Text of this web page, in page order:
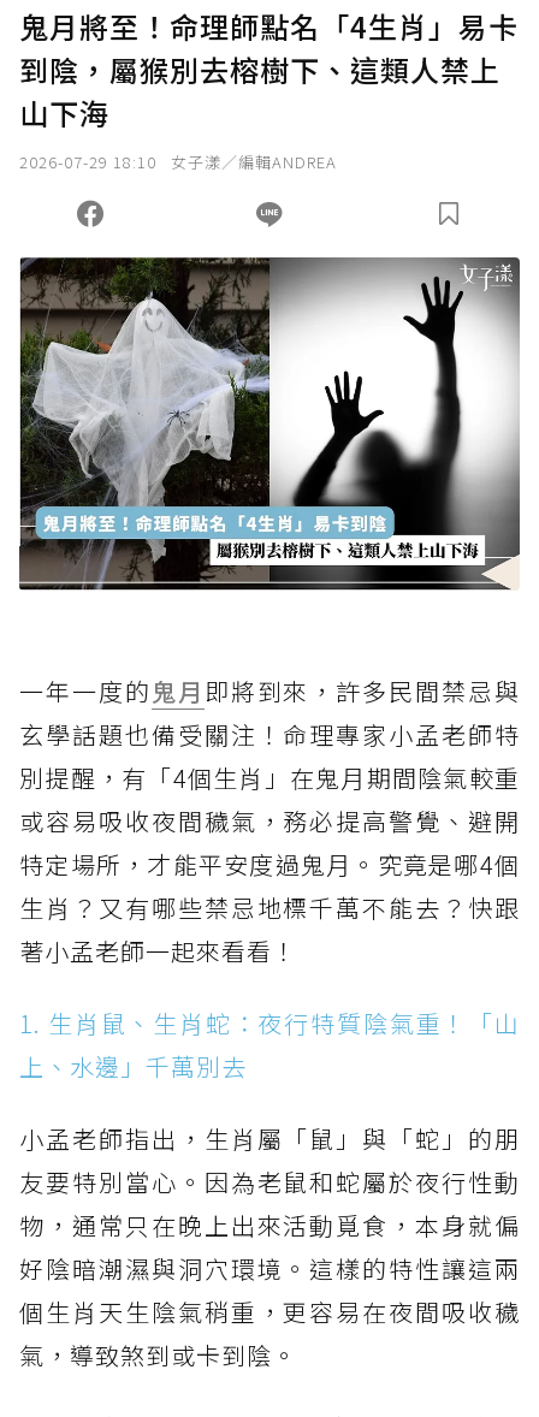
確認送出
您當前剩餘 U 利點數：0點；前往 購買點數
鬼月將至！命理師點名「4生肖」易卡
到陰，屬猴別去榕樹下、這類人禁上
山下海
2026-07-29 18:10 女子漾／編輯ANDREA
一年一度的鬼月 即將到來，許多民間禁忌與
玄學話題也備受關注！命理專家小孟老師特
別提醒，有「4個生肖」在鬼月期間陰氣較重
或容易吸收夜間穢氣，務必提高警覺、避開
特定場所，才能平安度過鬼月。究竟是哪4個
生肖？又有哪些禁忌地標千萬不能去？快跟
著小孟老師一起來看看！
1. 生肖鼠、生肖蛇：夜行特質陰氣重！「山
上、水邊」千萬別去
小孟老師指出，生肖屬「鼠」與「蛇」的朋
友要特別當心。因為老鼠和蛇屬於夜行性動
物，通常只在晚上出來活動覓食，本身就偏
好陰暗潮濕與洞穴環境。這樣的特性讓這兩
個生肖天生陰氣稍重，更容易在夜間吸收穢
氣，導致煞到或卡到陰。